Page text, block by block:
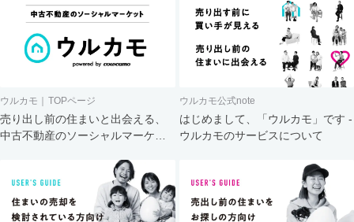
ウルカモ｜TOPページ
売り出し前の住まいと出会える、
中古不動産のソーシャルマーケッ
ウルカモ公式note
はじめまして、「ウルカモ」です -
ウルカモのサービスについて